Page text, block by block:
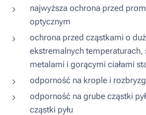
najwyższa ochrona przed
optycznym
ochrona przed cząstkami o
ekstremalnych temperaturach,
metalami i gorącymi ciałami
odporność na krople i
odporność na grube cząstki
cząstki pyłu